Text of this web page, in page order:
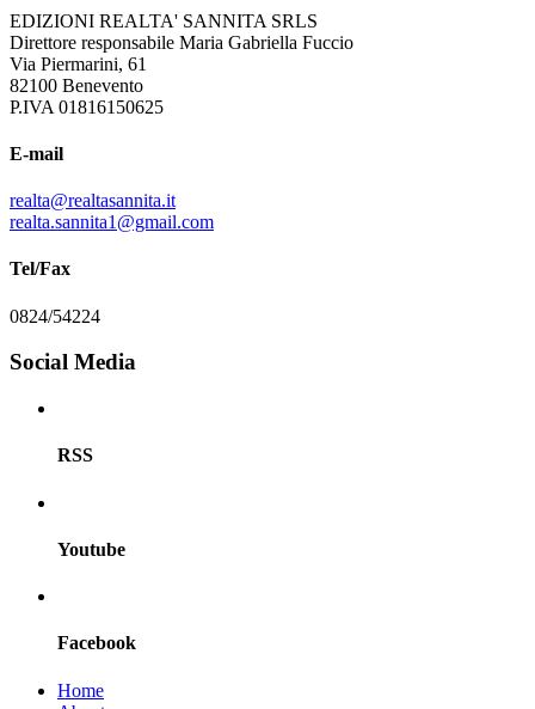
EDIZIONI REALTA' SANNITA SRLS
Direttore responsabile Maria Gabriella Fuccio
Via Piermarini, 61
82100 Benevento
P.IVA 01816150625
E-mail
realta@realtasannita.it
realta.sannita1@gmail.com
Tel/Fax
0824/54224
Social Media
RSS
Youtube
Facebook
Home